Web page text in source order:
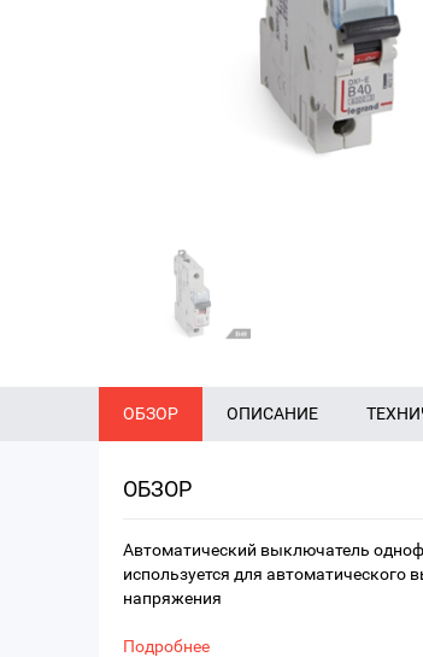
ОБЗОР ОПИСАНИЕ
ОБЗОР
Автоматический выключатель
используется для автоматического
напряжения
Подробнее